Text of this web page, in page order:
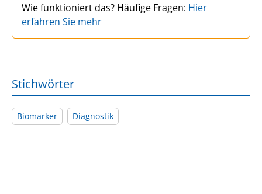
Wie funktioniert das? Häufige Fragen: Hier
erfahren Sie mehr
Stichwörter
Biomarker Diagnostik